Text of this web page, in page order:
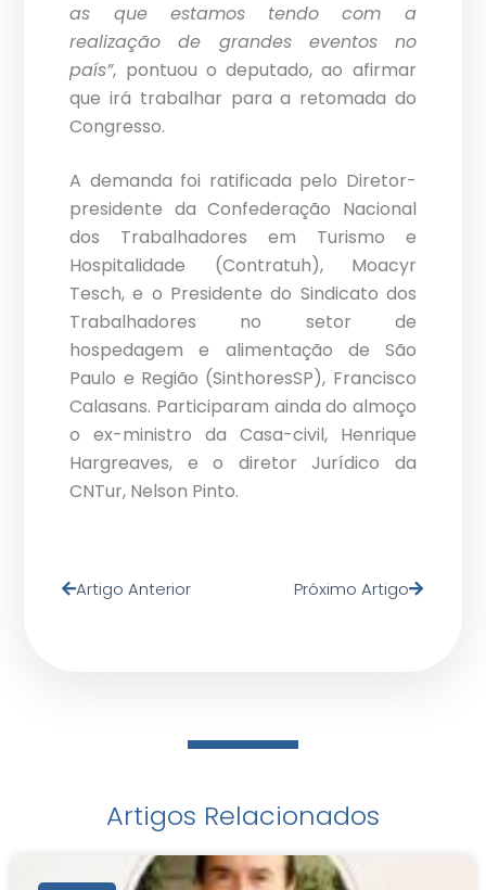
as que estamos tendo com a
realização de grandes eventos no
país”, pontuou o deputado, ao afirmar
que irá trabalhar para a retomada do
Congresso.
A demanda foi ratificada pelo Diretor-
presidente da Confederação Nacional
dos Trabalhadores em Turismo e
Hospitalidade (Contratuh), Moacyr
Tesch, e o Presidente do Sindicato dos
Trabalhadores no setor de
hospedagem e alimentação de São
Paulo e Região (SinthoresSP), Francisco
Calasans. Participaram ainda do almoço
o ex-ministro da Casa-civil, Henrique
Hargreaves, e o diretor Jurídico da
CNTur, Nelson Pinto.
Artigo Anterior Próximo Artigo
Artigos Relacionados